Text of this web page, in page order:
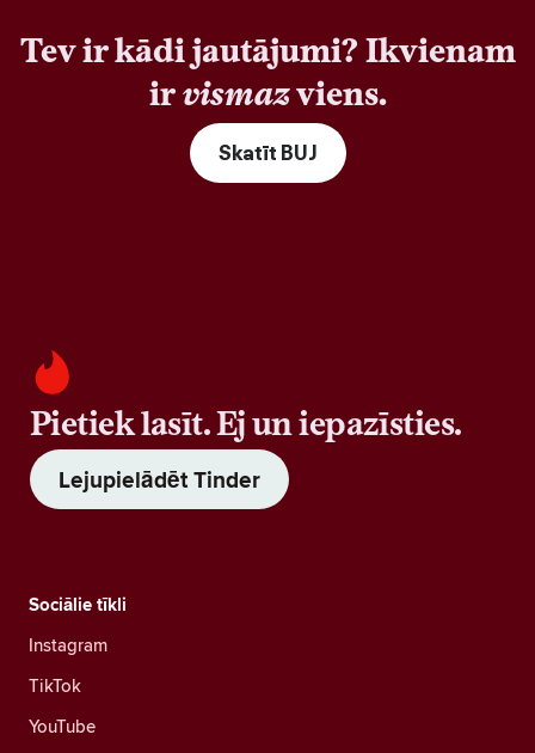
Tev ir kādi jautājumi? Ikvienam
irvismazviens.
Skatīt BUJ
Pietiek lasīt. Ej un iepazīsties.
Lejupielādēt Tinder
Sociālie tīkli
Instagram
TikTok
YouTube